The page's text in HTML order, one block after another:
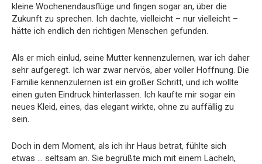
kleine Wochenendausflüge und fingen sogar an, über die
Zukunft zu sprechen. Ich dachte, vielleicht – nur vielleicht –
hätte ich endlich den richtigen Menschen gefunden.
Als er mich einlud, seine Mutter kennenzulernen, war ich daher
sehr aufgeregt. Ich war zwar nervös, aber voller Hoffnung. Die
Familie kennenzulernen ist ein großer Schritt, und ich wollte
einen guten Eindruck hinterlassen. Ich kaufte mir sogar ein
neues Kleid, eines, das elegant wirkte, ohne zu auffällig zu
sein.
Doch in dem Moment, als ich ihr Haus betrat, fühlte sich
etwas … seltsam an. Sie begrüßte mich mit einem Lächeln,